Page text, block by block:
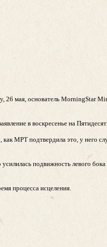
26 мая, основатель MorningStar
в воскресенье на
МРТ подтвердила это, у него
подвижность левого
процесса исцеления.